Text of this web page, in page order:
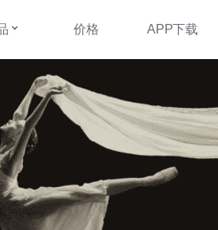
价格 APP下载